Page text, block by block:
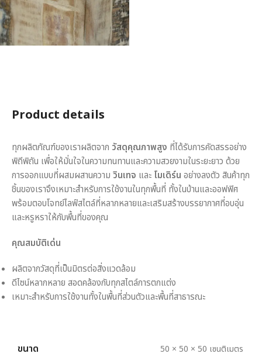
Product details
ทุกผลิตภัณฑ์ของเราผลิตจาก วัสดุคุณภาพสูง ที่ได้รับการคัดสรรอย่าง
พิถีพิถัน เพื่อให้มั่นใจในความทนทานและความสวยงามในระยะยาว ด้วย
การออกแบบที่ผสมผสานความ วินเทจ และ โมเดิร์น อย่างลงตัว สินค้าทุก
ชิ้นของเราจึงเหมาะสำหรับการใช้งานในทุกพื้นที่ ทั้งในบ้านและออฟฟิศ
พร้อมตอบโจทย์ไลฟ์สไตล์ที่หลากหลายและเสริมสร้างบรรยากาศที่อบอุ่น
และหรูหราให้กับพื้นที่ของคุณ
คุณสมบัติเด่น
ผลิตจากวัสดุที่เป็นมิตรต่อสิ่งแวดล้อม
ดีไซน์หลากหลาย สอดคล้องกับทุกสไตล์การตกแต่ง
เหมาะสำหรับการใช้งานทั้งในพื้นที่ส่วนตัวและพื้นที่สาธารณะ
ขนาด 50 × 50 × 50 เซนติเมตร